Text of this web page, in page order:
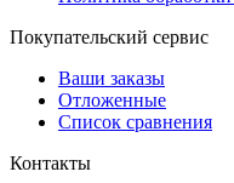
Покупательский сервис
Ваши заказы
Отложенные
Список сравнения
Контакты